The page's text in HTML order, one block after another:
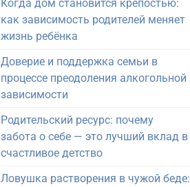
Когда дом становится крепостью:
как зависимость родителей меняет
жизнь ребёнка
Доверие и поддержка семьи в
процессе преодоления алкогольной
зависимости
Родительский ресурс: почему
забота о себе — это лучший вклад в
счастливое детство
Ловушка растворения в чужой беде: